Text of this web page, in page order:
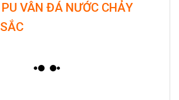
VÂN ĐÁ NƯỚC CHẢY